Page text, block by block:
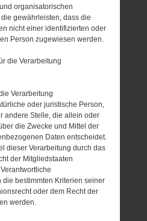
organisatorischen
gewährleisten, dass die
nicht einer identifizierten oder
Person zugewiesen werden.
die Verarbeitung
Verarbeitung
oder juristische Person,
andere Stelle, die allein oder
die Zwecke und Mittel der
Daten entscheidet.
dieser Verarbeitung durch das
der Mitgliedstaaten
bestimmten Kriterien seiner
oder dem Recht der
werden.